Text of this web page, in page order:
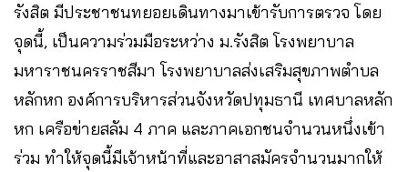
รังสิต มีประชาชนทยอยเดินทางมาเข้ารับการตรวจ โดย
จุดนี้, เป็นความร่วมมือระหว่าง ม.รังสิต โรงพยาบาล
มหาราชนครราชสีมา โรงพยาบาลส่งเสริมสุขภาพตำบล
หลักหก องค์การบริหารส่วนจังหวัดปทุมธานี เทศบาลหลัก
หก เครือข่ายสลัม 4 ภาค และภาคเอกชนจำนวนหนึ่งเข้า
ร่วม ทำให้จุดนี้มีเจ้าหน้าที่และอาสาสมัครจำนวนมากให้